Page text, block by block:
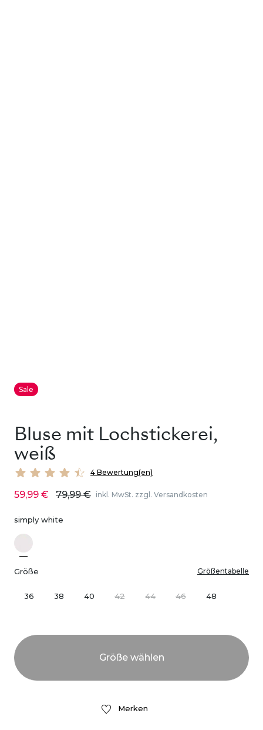
Sale
Bluse mit Lochstickerei,
weiß
4 Bewertung(en)
59,99 € 79,99 € inkl. MwSt. zzgl. Versandkosten
simply white
Größe Größentabelle
36 38 40 42 44 46 48
Merken